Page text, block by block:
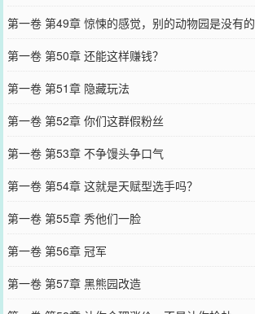
第一卷 第49章 惊悚的感觉，别的动物园是没有的
第一卷 第50章 还能这样赚钱？
第一卷 第51章 隐藏玩法
第一卷 第52章 你们这群假粉丝
第一卷 第53章 不争馒头争口气
第一卷 第54章 这就是天赋型选手吗？
第一卷 第55章 秀他们一脸
第一卷 第56章 冠军
第一卷 第57章 黑熊园改造